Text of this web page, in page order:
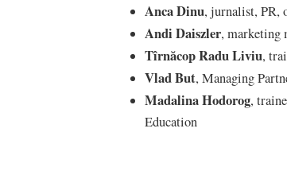
Anca Dinu, jurnalist, PR,
Andi Daiszler, marketing
Tîrnăcop Radu Liviu,
Vlad But, Managing
Madalina Hodorog,
Education